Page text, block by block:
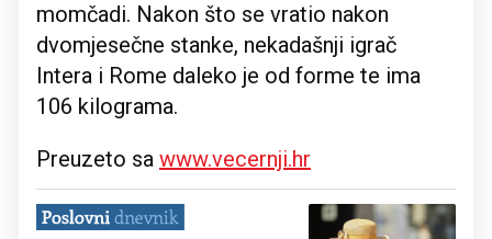
momčadi. Nakon što se vratio nakon
dvomjesečne stanke, nekadašnji igrač
Intera i Rome daleko je od forme te ima
106 kilograma.
Preuzeto sa www.vecernji.hr